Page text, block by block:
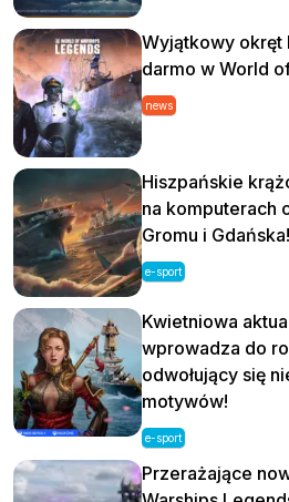
Wyjątkowy okręt
darmo w World
news
Hiszpańskie
na komputerach
Gromu i Gdańska!
e-sport
Kwietniowa
wprowadza do
odwołujący się
motywów!
e-sport
Przerażające